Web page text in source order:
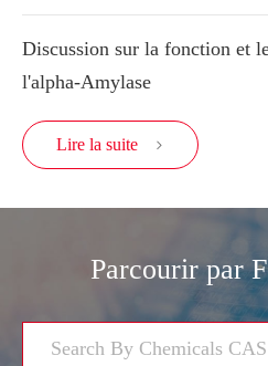
Discussion sur la fonction et
l'alpha-Amylase
Lire la suite 
Parcourir par